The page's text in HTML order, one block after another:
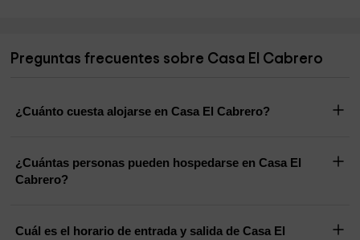
Preguntas frecuentes sobre Casa El Cabrero
¿Cuánto cuesta alojarse en Casa El Cabrero?
¿Cuántas personas pueden hospedarse en Casa El
Cabrero?
Cuál es el horario de entrada y salida de Casa El